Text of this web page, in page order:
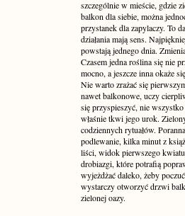
szczególnie w mieście, gdzie
balkon dla siebie, można
przystanek dla zapylaczy. To
działania mają sens.
powstają jednego dnia.
Czasem jedna roślina się nie
mocno, a jeszcze inna okaże
Nie warto zrażać się
nawet balkonowe, uczy
się przyspieszyć, nie
właśnie tkwi jego urok.
codziennych rytuałów.
podlewanie, kilka minut z
liści, widok pierwszego
drobiazgi, które potrafią
wyjeżdżać daleko, żeby
wystarczy otworzyć drzwi
zielonej oazy.